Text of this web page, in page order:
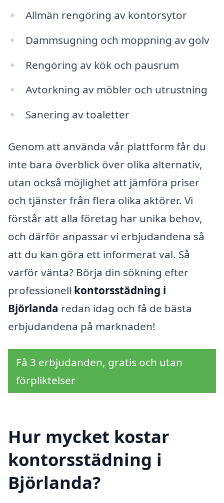
Allmän rengöring av kontorsytor
Dammsugning och moppning av golv
Rengöring av kök och pausrum
Avtorkning av möbler och utrustning
Sanering av toaletter
Genom att använda vår plattform får du
inte bara överblick över olika alternativ,
utan också möjlighet att jämföra priser
och tjänster från flera olika aktörer. Vi
förstår att alla företag har unika behov,
och därför anpassar vi erbjudandena så
att du kan göra ett informerat val. Så
varför vänta? Börja din sökning efter
professionell kontorsstädning i
Björlanda redan idag och få de bästa
erbjudandena på marknaden!
Få 3 erbjudanden, gratis och utan
förpliktelser
Hur mycket kostar
kontorsstädning i
Björlanda?